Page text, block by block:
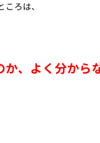
ろは、
か、よく分から